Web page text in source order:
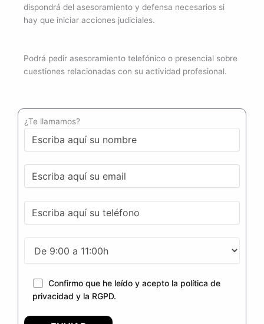
dispondrá del asesoramiento y defensa necesarios si
hay que iniciar acciones judiciales.
Podrá pedir asesoramiento telefónico o presencial sobre
cuestiones relacionadas con su actividad profesional.
¿Te llamamos?
Confirmo que he leído y acepto la política de
privacidad y la RGPD.